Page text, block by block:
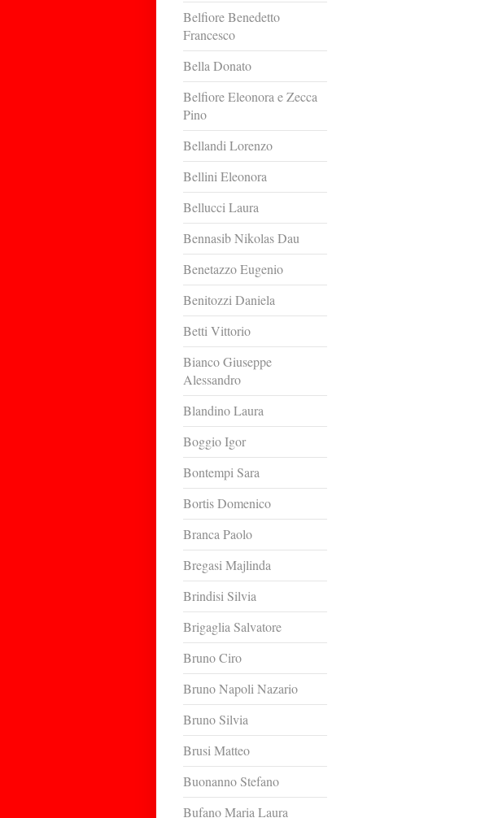
Belfiore Benedetto
Francesco
Bella Donato
Belfiore Eleonora e Zecca
Pino
Bellandi Lorenzo
Bellini Eleonora
Bellucci Laura
Bennasib Nikolas Dau
Benetazzo Eugenio
Benitozzi Daniela
Betti Vittorio
Bianco Giuseppe
Alessandro
Blandino Laura
Boggio Igor
Bontempi Sara
Bortis Domenico
Branca Paolo
Bregasi Majlinda
Brindisi Silvia
Brigaglia Salvatore
Bruno Ciro
Bruno Napoli Nazario
Bruno Silvia
Brusi Matteo
Buonanno Stefano
Bufano Maria Laura